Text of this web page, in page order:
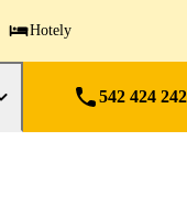
Hotely
542 424 242